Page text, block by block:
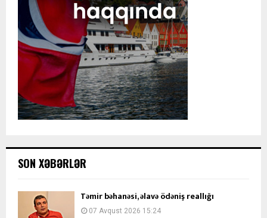
SON XƏBƏRLƏR
Təmir bəhanəsi, əlavə ödəniş reallığı
07 Avqust 2026 15:24